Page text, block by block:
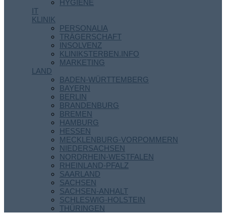
HYGIENE
IT
KLINIK
PERSONALIA
TRÄGERSCHAFT
INSOLVENZ
KLINIKSTERBEN.INFO
MARKETING
LAND
BADEN-WÜRTTEMBERG
BAYERN
BERLIN
BRANDENBURG
BREMEN
HAMBURG
HESSEN
MECKLENBURG-VORPOMMERN
NIEDERSACHSEN
NORDRHEIN-WESTFALEN
RHEINLAND-PFALZ
SAARLAND
SACHSEN
SACHSEN-ANHALT
SCHLESWIG-HOLSTEIN
THÜRINGEN